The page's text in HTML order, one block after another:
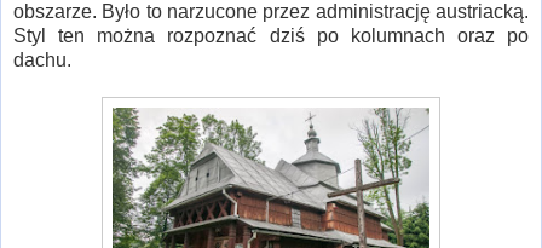
obszarze. Było to narzucone przez administrację austriacką.
Styl ten można rozpoznać dziś po kolumnach oraz po
dachu.